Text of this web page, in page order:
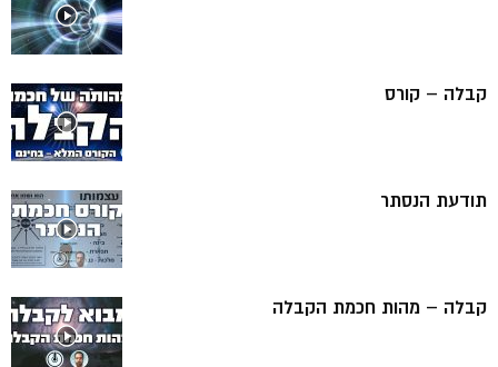
קבלה – קורס
תודעת הנסתר
קבלה – מהות חכמת הקבלה